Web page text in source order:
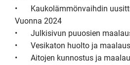
•	Kaukolämmönvaihdin uusittu
Vuonna 2024
•	Julkisivun puuosien maalaus
•	Vesikaton huolto ja maalaus
•	Aitojen kunnostus ja maalaus